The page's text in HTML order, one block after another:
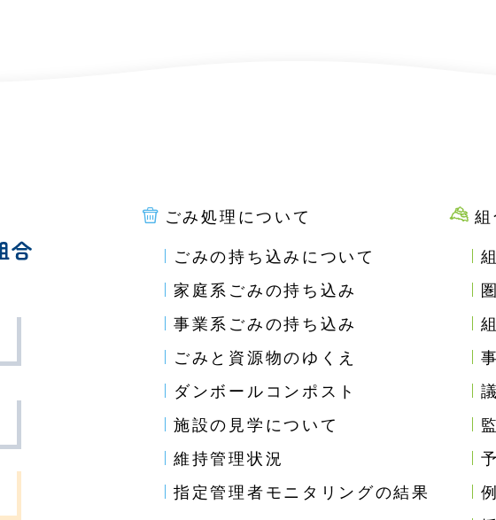
ごみ処理について
ごみの持ち込みについて
家庭系ごみの持ち込み
事業系ごみの持ち込み
ごみと資源物のゆくえ
ダンボールコンポスト
施設の見学について
維持管理状況
指定管理者モニタリングの結果